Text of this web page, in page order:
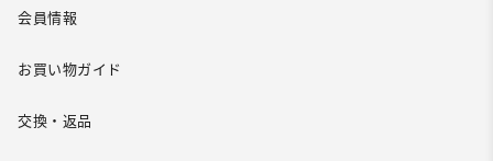
会員情報
お買い物ガイド
交換・返品